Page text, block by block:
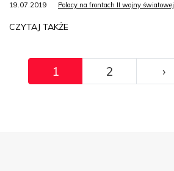
19.07.2019 Polacy na frontach II wojny światowej
CZYTAJ TAKŻE
Pagination
1 2 ›››